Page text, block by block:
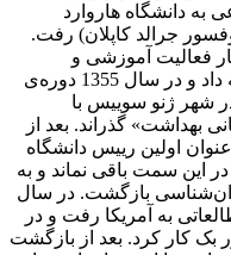
دانشگاه هاروارد
جرالد کاپلان) رفت.
فعالیت آموزشی و
پژوهشی خود را با دانشگاه شیراز ادامه داد و در سال 1355 دوره‌ی
شهر ژنو سوییس با
بهداشت» گذراند. بعد از
اولین رییس دانشگاه
شد ولی بیش از 18 ماه در این سمت باقی نماند و به
بازگشت. در سال
به آمریکا رفت و در
بک کار کرد. بعد از بازگشت